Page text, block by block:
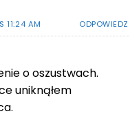
11:24 AM ODPOWIEDZ
o oszustwach.
uniknąłem